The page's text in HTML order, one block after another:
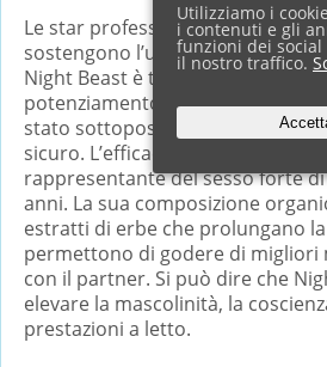
Le star professionali del cinema
sostengono l’uso di questo
Night Beast è tra i prodotti
potenziamento della virilità
stato sottoposto a test clinici ed
sicuro. L’efficacia media è del
rappresentante del sesso forte
anni. La sua composizione
estratti di erbe che prolungano
permettono di godere di
con il partner. Si può dire che
elevare la mascolinità, la
prestazioni a letto.
Utilizziamo i
i contenuti e gli
funzioni dei social
il nostro traffico.